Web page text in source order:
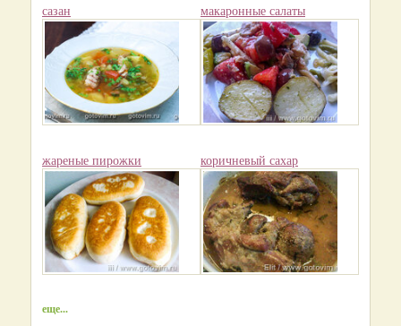
сазан макаронные салаты
жареные пирожки коричневый сахар
еще...